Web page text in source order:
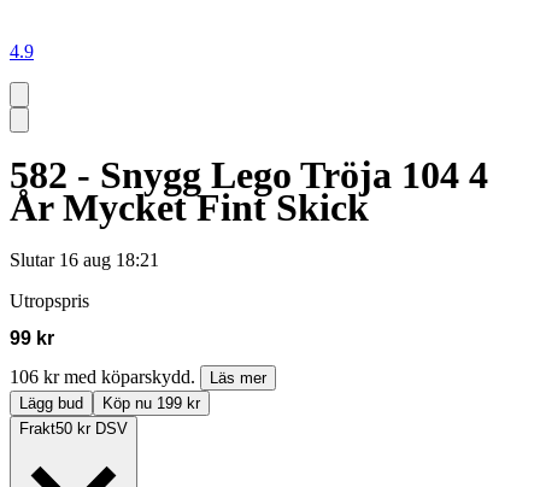
4.9
582 - Snygg Lego Tröja 104 4
År Mycket Fint Skick
Slutar 16 aug 18:21
Utropspris
99 kr
106 kr med köparskydd.
Läs mer
Lägg bud
Köp nu 199 kr
Frakt50 kr DSV